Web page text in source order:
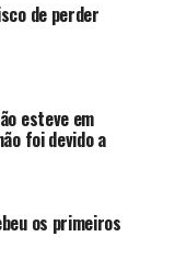
de perder
esteve em
foi devido a
os primeiros